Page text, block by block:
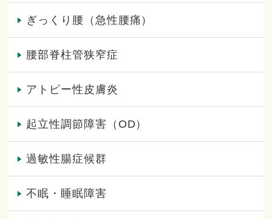
ぎっくり腰（急性腰痛）
腰部脊柱管狭窄症
アトピー性皮膚炎
起立性調節障害（OD）
過敏性腸症候群
不眠・睡眠障害